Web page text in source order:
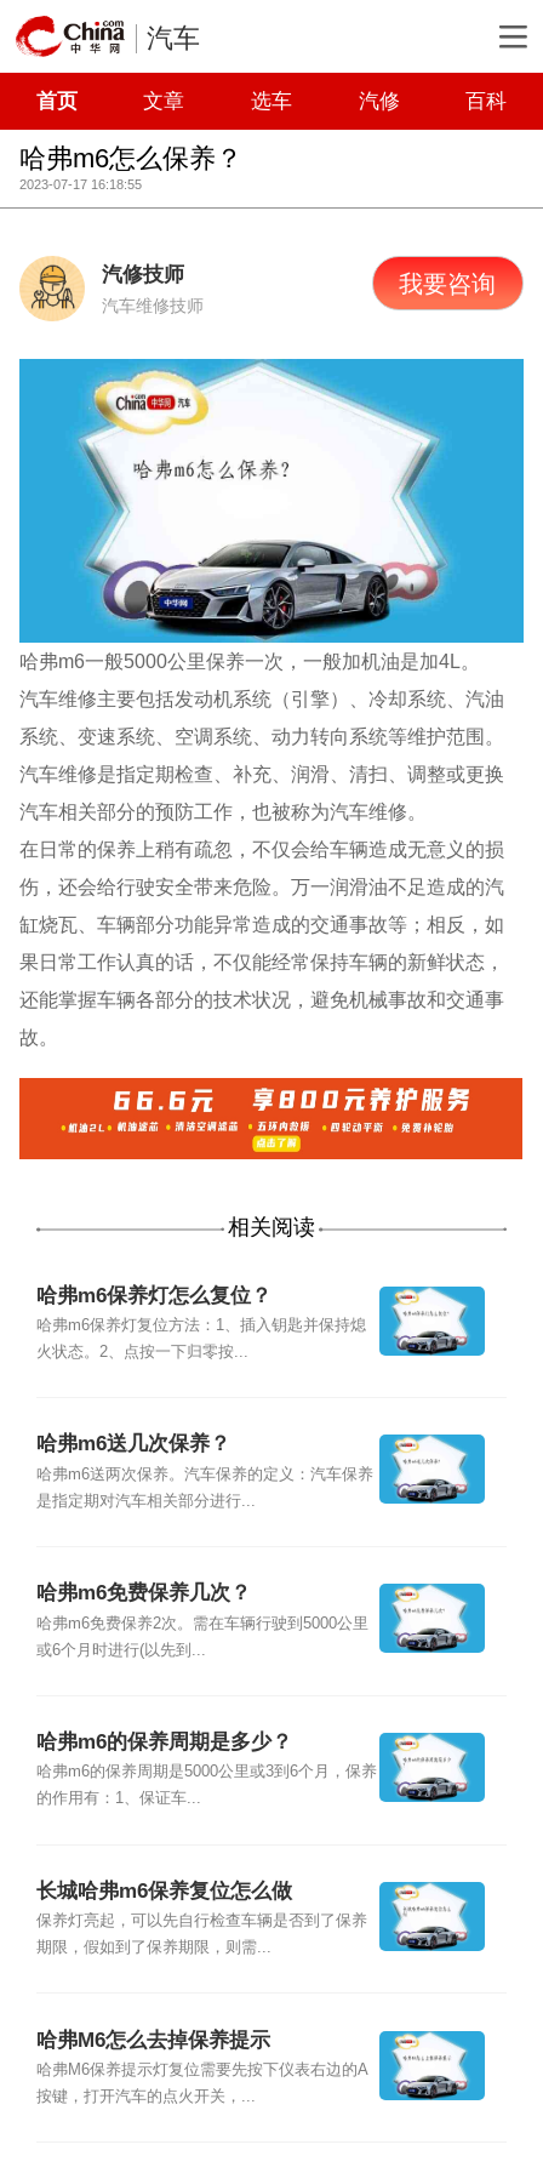
汽车
首页 文章 选车 汽修 百科
哈弗m6怎么保养？
2023-07-17 16:18:55
汽修技师
汽车维修技师
我要咨询
哈弗m6一般5000公里保养一次，一般加机油是加4L。
汽车维修主要包括发动机系统（引擎）、冷却系统、汽油
系统、变速系统、空调系统、动力转向系统等维护范围。
汽车维修是指定期检查、补充、润滑、清扫、调整或更换
汽车相关部分的预防工作，也被称为汽车维修。
在日常的保养上稍有疏忽，不仅会给车辆造成无意义的损
伤，还会给行驶安全带来危险。万一润滑油不足造成的汽
缸烧瓦、车辆部分功能异常造成的交通事故等；相反，如
果日常工作认真的话，不仅能经常保持车辆的新鲜状态，
还能掌握车辆各部分的技术状况，避免机械事故和交通事
故。
相关阅读
哈弗m6保养灯怎么复位？
哈弗m6保养灯复位方法：1、插入钥匙并保持熄
火状态。2、点按一下归零按...
哈弗m6送几次保养？
哈弗m6送两次保养。汽车保养的定义：汽车保养
是指定期对汽车相关部分进行...
哈弗m6免费保养几次？
哈弗m6免费保养2次。需在车辆行驶到5000公里
或6个月时进行(以先到...
哈弗m6的保养周期是多少？
哈弗m6的保养周期是5000公里或3到6个月，保养
的作用有：1、保证车...
长城哈弗m6保养复位怎么做
保养灯亮起，可以先自行检查车辆是否到了保养
期限，假如到了保养期限，则需...
哈弗M6怎么去掉保养提示
哈弗M6保养提示灯复位需要先按下仪表右边的A
按键，打开汽车的点火开关，...